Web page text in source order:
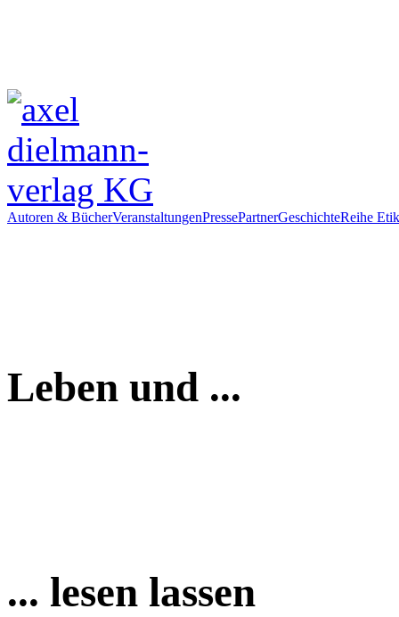
Autoren & BücherVeranstaltungenPressePartnerGeschichteReihe
Leben und ...
... lesen lassen